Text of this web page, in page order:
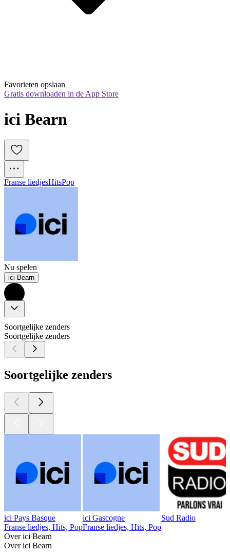
Favorieten opslaan
Gratis downloaden in de App Store
ici Bearn
Franse liedjesHitsPop
Nu spelen
ici Bearn
Soortgelijke zenders
Soortgelijke zenders
Soortgelijke zenders
ici Pays Basque
Franse liedjes, Hits, Pop
ici Gascogne
Franse liedjes, Hits, Pop
Sud Radio
Over ici Bearn
Over ici Bearn